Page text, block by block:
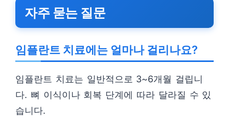
자주 묻는 질문
임플란트 치료에는 얼마나 걸리나요?
임플란트 치료는 일반적으로 3~6개월 걸립니
다. 뼈 이식이나 회복 단계에 따라 달라질 수 있
습니다.